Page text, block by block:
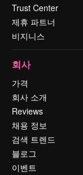
Trust Center
제휴 파트너
비지니스
회사
가격
회사 소개
Reviews
채용 정보
검색 트렌드
블로그
이벤트